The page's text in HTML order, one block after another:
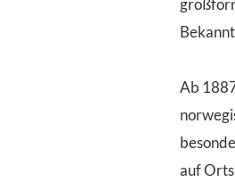
Ab
auf